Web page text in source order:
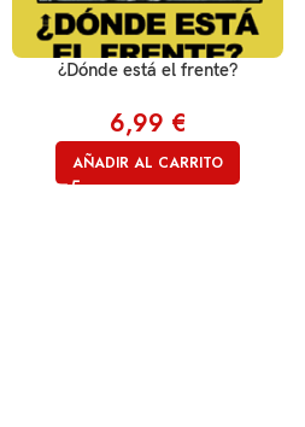
¿Dónde está el frente?
6,99 €
AÑADIR AL CARRITO